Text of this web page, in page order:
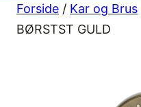
Forside / Kar og Brus
BØRSTST GULD